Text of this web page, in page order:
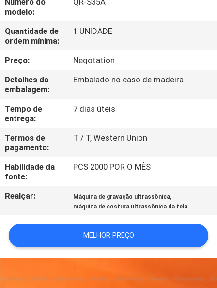
DE
QUALIDADE
CONTATE-
NOS
NOTÍCIAS
CASOS
SOLICITAR
ORÇAMENTO
MAPA
DO
Número do
modelo:
QR-S35A
Quantidade de
ordem mínima:
1 UNIDADE
Preço:
Negotation
Detalhes da
embalagem:
Embalado no caso de madeira
Tempo de
entrega:
7 dias úteis
Termos de
pagamento:
T / T, Western Union
Habilidade da
fonte:
PCS 2000 POR O MÊS
Realçar: Máquina de gravação ultrassônica,
máquina de costura ultrassônica da tela
MELHOR PREÇO